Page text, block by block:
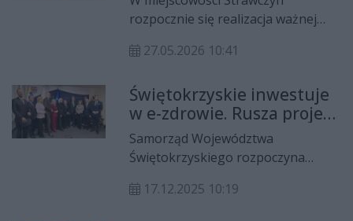
Kielcach Aleksandra Marcinkowska
ogłosiły uruchomienie programu
„Pierwsza praca w WUP”.
rozpocznie się realizacja ważnej
jest poprawa bezpieczeństwa
komunikacji wzdłuż drogi
wojewódzkiej nr 748. Projekt
obejmuje budowę chodnika przy ul.
Żeromskiego oraz szereg prac
towarzyszących związanych z
modernizacją infrastruktury
27.05.2026 10:41
Świętokrzyskie inwestuje
w e-zdrowie. Rusza projekt
InPlaMed-II
Samorząd Województwa
Świętokrzyskiego rozpoczyna
"Informatyzacja Placówek
17.12.2025 10:19